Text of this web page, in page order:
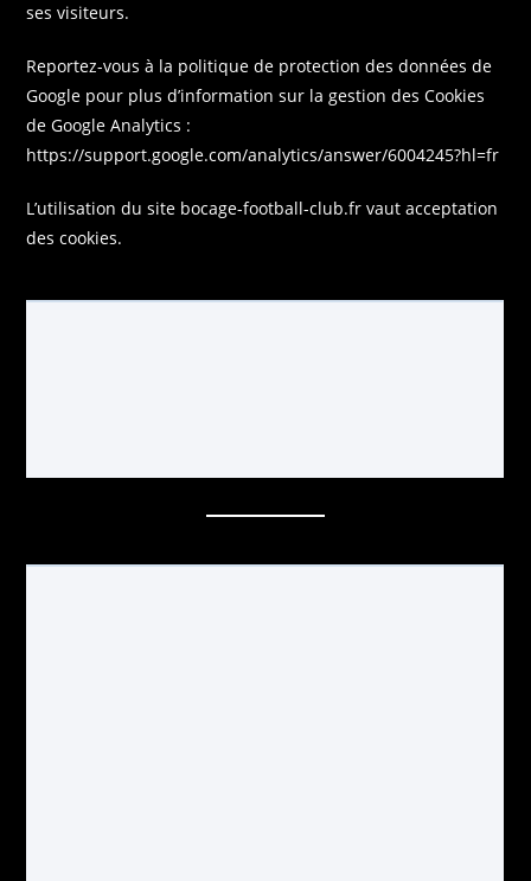
ses visiteurs.
Reportez-vous à la politique de protection des données de
Google pour plus d’information sur la gestion des Cookies
de Google Analytics :
https://support.google.com/analytics/answer/6004245?hl=fr
L’utilisation du site bocage-football-club.fr vaut acceptation
des cookies.